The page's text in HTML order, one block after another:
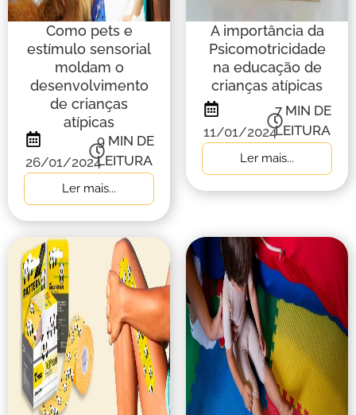
Como pets e
estímulo sensorial
moldam o
desenvolvimento
de crianças
atípicas
26/01/2024
9 MIN DE
LEITURA
Ler mais...
A importância da
Psicomotricidade
na educação de
crianças atípicas
11/01/2024
7 MIN DE
LEITURA
Ler mais...